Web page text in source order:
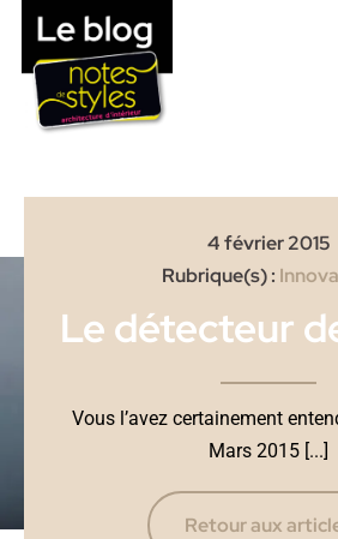
Passer
contenu
4 février 2015
Rubrique(s) :
Le détecteur
Vous l’avez certainement
Mars 2015 [...]
Retour aux